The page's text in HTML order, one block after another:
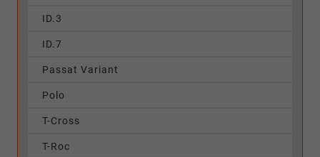
ID.3
ID.7
Passat Variant
Polo
T-Cross
T-Roc